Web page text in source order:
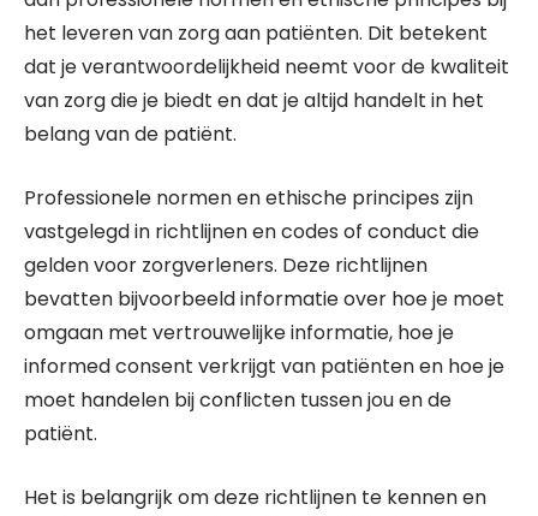
het leveren van zorg aan patiënten. Dit betekent
dat je verantwoordelijkheid neemt voor de kwaliteit
van zorg die je biedt en dat je altijd handelt in het
belang van de patiënt.
Professionele normen en ethische principes zijn
vastgelegd in richtlijnen en codes of conduct die
gelden voor zorgverleners. Deze richtlijnen
bevatten bijvoorbeeld informatie over hoe je moet
omgaan met vertrouwelijke informatie, hoe je
informed consent verkrijgt van patiënten en hoe je
moet handelen bij conflicten tussen jou en de
patiënt.
Het is belangrijk om deze richtlijnen te kennen en